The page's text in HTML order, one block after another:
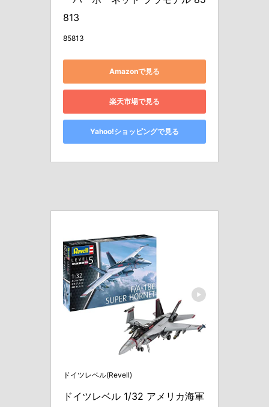
813
85813
Amazonで見る
楽天市場で見る
Yahoo!ショッピングで見る
ドイツレベル(Revell)
ドイツレベル 1/32 アメリカ海軍